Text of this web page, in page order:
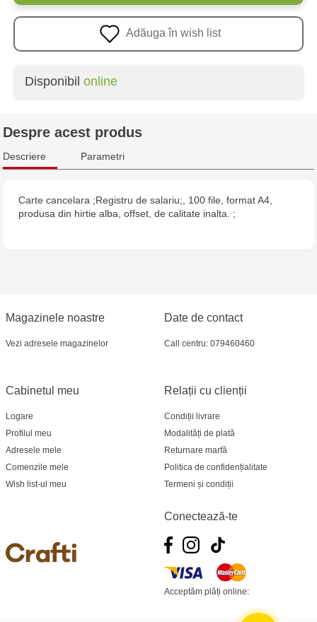
Adăuga în wish list
Disponibil online
Despre acest produs
Descriere Parametri
Carte cancelara ;Registru de salariu;, 100 file, format A4,
produsa din hirtie alba, offset, de calitate inalta. ;
Magazinele noastre
Vezi adresele magazinelor
Relații cu clienții
Condiții livrare
Modalități de plată
Returnare marfă
Politica de confidențialitate
Termeni și condiții
Cabinetul meu
Logare
Profilul meu
Adresele mele
Comenzile mele
Wish list-ul meu
Date de contact
Call centru: 079460460
Conectează-te
Acceptăm plăți online: